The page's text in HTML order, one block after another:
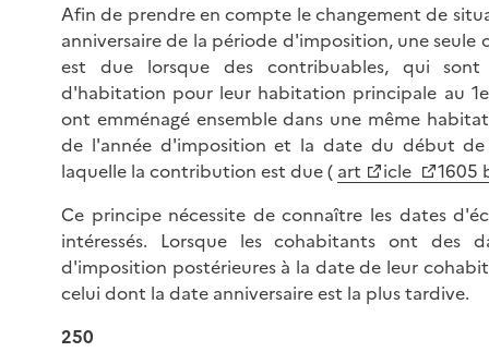
Afin de prendre en compte le changement de
anniversaire de la période d'imposition, une
est due lorsque des contribuables, qui
d'habitation pour leur habitation principale au
ont emménagé ensemble dans une même
de l'année d'imposition et la date du début
laquelle la contribution est due ( art icle
1605
Ce principe nécessite de connaître les dates
intéressés. Lorsque les cohabitants ont des
d'imposition postérieures à la date de leur
celui dont la date anniversaire est la plus tardive.
250